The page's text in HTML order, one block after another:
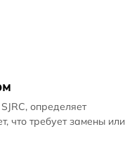
определяет
что требует замены или